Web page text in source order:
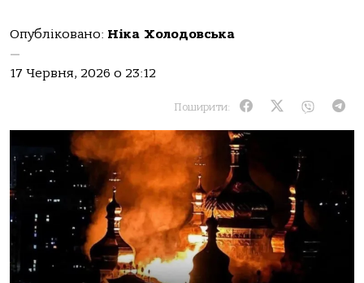
Опубліковано: Ніка Холодовська
—
17 Червня, 2026 о 23:12
Поширити: